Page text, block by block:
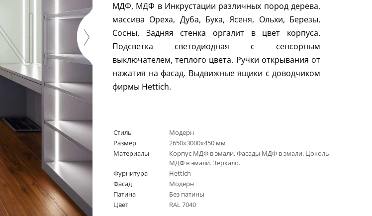
МДФ, МДФ в Инкрустации различных пород дерева,
массива Ореха, Дуба, Бука, Ясеня, Ольхи, Березы,
Сосны. Задняя стенка оргалит в цвет корпуса.
Подсветка светодиодная с сенсорным
выключателем, теплого цвета. Ручки открывания от
нажатия на фасад. Выдвижные ящики с доводчиком
фирмы Hettich.
Стиль
Модерн
Размер
2650х3000х450 мм
Материалы
Корпус МДФ в эмали. Фасады МДФ в эмали. Цоколь
МДФ в эмали. Зеркало.
Фурнитура
Hettich
Фасад
Модерн
Патина
Без патины
Цвет
RAL 7040